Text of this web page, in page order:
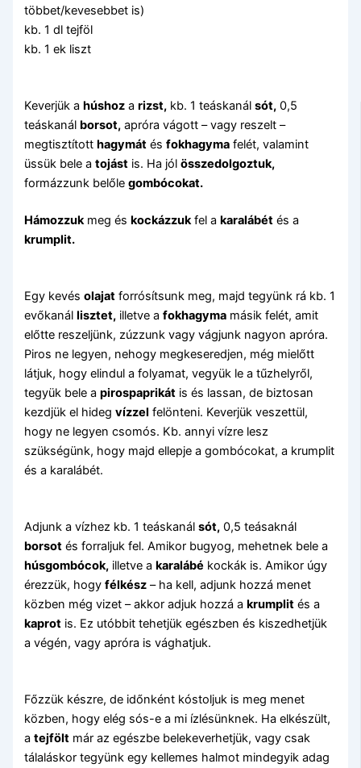
többet/kevesebbet is)
kb. 1 dl tejföl
kb. 1 ek liszt
Keverjük ahúshoz arizst, kb. 1 teáskanálsót, 0,5
teáskanál borsot, apróra vágott – vagy reszelt –
megtisztítotthagymát ésfokhagyma felét, valamint
üssük bele atojást is. Ha jólösszedolgoztuk,
formázzunk belőlegombócokat.
Hámozzukmeg éskockázzukfel akaralábét és a
krumplit.
Egy kevésolajat forrósítsunk meg, majd tegyünk rá kb. 1
evőkanállisztet, illetve afokhagyma másik felét, amit
előtte reszeljünk, zúzzunk vagy vágjunk nagyon apróra.
Piros ne legyen, nehogy megkeseredjen, még mielőtt
látjuk, hogy elindul a folyamat, vegyük le a tűzhelyről,
tegyük bele apirospaprikát is és lassan, de biztosan
kezdjük el hidegvízzel felönteni. Keverjük veszettül,
hogy ne legyen csomós. Kb. annyi vízre lesz
szükségünk, hogy majd ellepje a gombócokat, a krumplit
és a karalábét.
Adjunk a vízhez kb. 1 teáskanálsót, 0,5 teásaknál
borsot és forraljuk fel. Amikor bugyog, mehetnek bele a
húsgombócok, illetve akaralábé kockák is. Amikor úgy
érezzük, hogyfélkész – ha kell, adjunk hozzá menet
közben még vizet – akkor adjuk hozzá akrumplit és a
kaprot is. Ez utóbbit tehetjük egészben és kiszedhetjük
a végén, vagy apróra is vághatjuk.
Főzzük készre, de időnként kóstoljuk is meg menet
közben, hogy elég sós-e a mi ízlésünknek. Ha elkészült,
atejfölt már az egészbe belekeverhetjük, vagy csak
tálaláskor tegyünk egy kellemes halmot mindegyik adag